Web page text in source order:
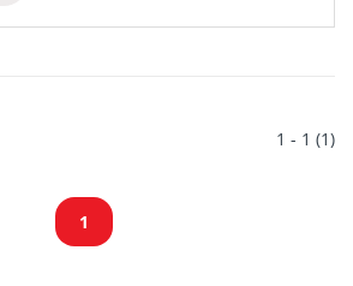
1 - 1 (1)
1